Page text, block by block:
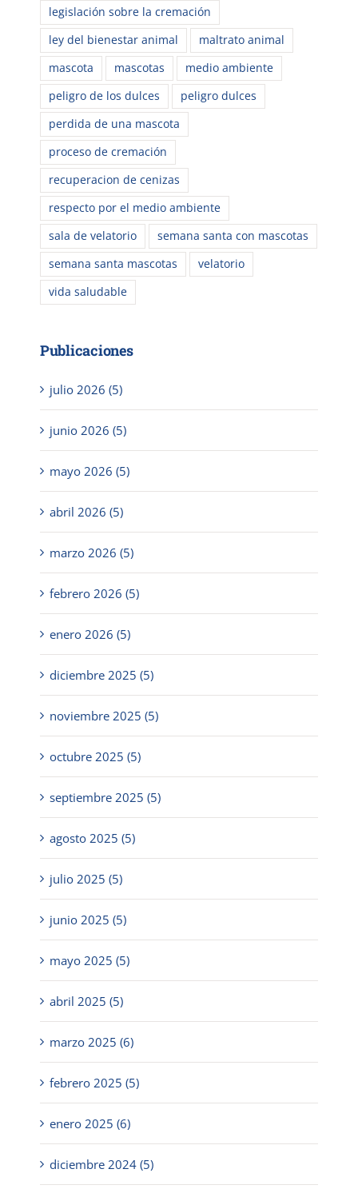
legislación sobre la cremación
ley del bienestar animal
maltrato animal
mascota
mascotas
medio ambiente
peligro de los dulces
peligro dulces
perdida de una mascota
proceso de cremación
recuperacion de cenizas
respecto por el medio ambiente
sala de velatorio
semana santa con mascotas
semana santa mascotas
velatorio
vida saludable
Publicaciones
julio 2026 (5)
junio 2026 (5)
mayo 2026 (5)
abril 2026 (5)
marzo 2026 (5)
febrero 2026 (5)
enero 2026 (5)
diciembre 2025 (5)
noviembre 2025 (5)
octubre 2025 (5)
septiembre 2025 (5)
agosto 2025 (5)
julio 2025 (5)
junio 2025 (5)
mayo 2025 (5)
abril 2025 (5)
marzo 2025 (6)
febrero 2025 (5)
enero 2025 (6)
diciembre 2024 (5)